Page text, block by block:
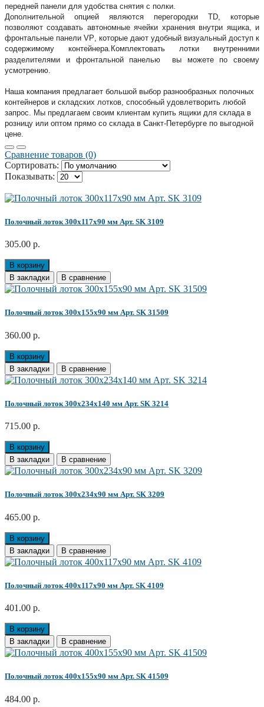
передней панели для удобства снятия с полки.
Дополнительной опцией являются перегородки TD , которые
позволяют создавать автономные ячейки хранения внутри ящика, и
фронтальные панели VP , которые дают удобный визуальный доступ к
содержимому контейнера. Комплектовать лотки внутренними
разделителями и фронтальной панелью вы можете по своему
усмотрению.
Наша компания предлагает большой выбор разнообразных полочных
контейнеров и складских лотков, способный удовлетворить любой
запрос. Мы предлагаем своим клиентам купить ящики для склада в
розницу или оптом прямо со склада в Санкт-Петербурге по выгодной
цене.
Сравнение товаров (0)
Сортировать:
Показывать:
Полочный лоток 300х117х90 мм Арт. SK 3109
305.00 р.
В корзину
В закладки
В сравнение
Полочный лоток 300х155х90 мм Арт. SK 31509
360.00 р.
В корзину
В закладки
В сравнение
Полочный лоток 300х234х140 мм Арт. SK 3214
715.00 р.
В корзину
В закладки
В сравнение
Полочный лоток 300х234х90 мм Арт. SK 3209
465.00 р.
В корзину
В закладки
В сравнение
Полочный лоток 400х117х90 мм Арт. SK 4109
401.00 р.
В корзину
В закладки
В сравнение
Полочный лоток 400х155х90 мм Арт. SK 41509
484.00 р.